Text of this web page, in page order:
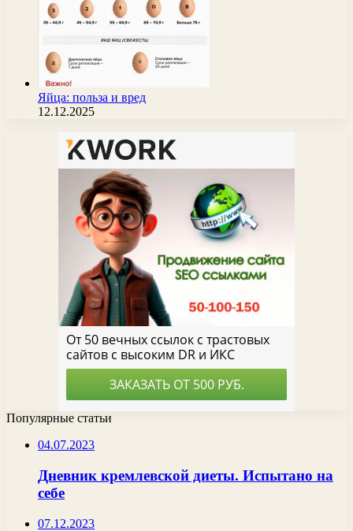
Яйца: польза и вред
12.12.2025
Популярные статьи
04.07.2023
Дневник кремлевской диеты. Испытано на
себе
07.12.2023